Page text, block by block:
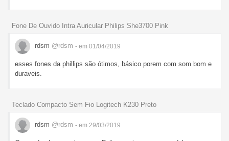
Fone De Ouvido Intra Auricular Philips She3700 Pink
rdsm @rdsm - em 01/04/2019
esses fones da phillips são ótimos, básico porem com som bom e
duraveis.
Teclado Compacto Sem Fio Logitech K230 Preto
rdsm @rdsm - em 29/03/2019